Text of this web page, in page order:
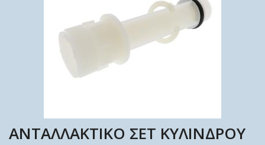
ΑΝΤΑΛΛΑΚΤΙΚΟ ΣΕΤ ΚΥΛΙΝΔΡΟΥ